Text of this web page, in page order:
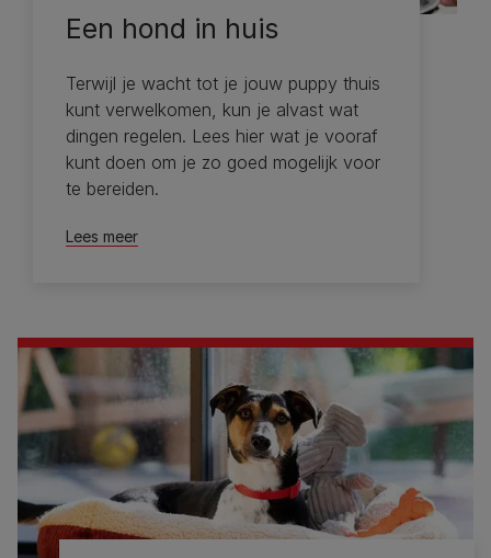
Een hond in huis
Terwijl je wacht tot je jouw puppy thuis
kunt verwelkomen, kun je alvast wat
dingen regelen. Lees hier wat je vooraf
kunt doen om je zo goed mogelijk voor
te bereiden.
Lees meer